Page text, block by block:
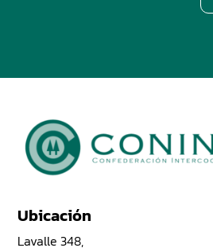
Ubicación
Lavalle 348,